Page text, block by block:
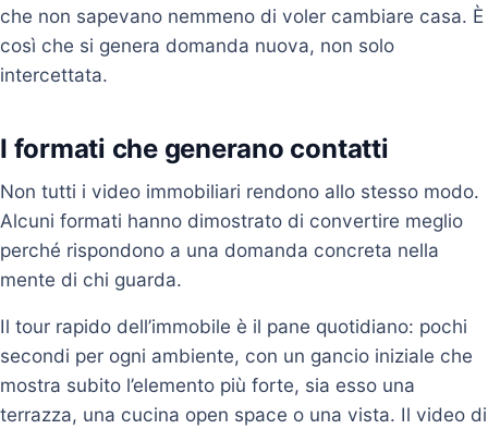
che non sapevano nemmeno di voler cambiare casa. È
così che si genera domanda nuova, non solo
intercettata.
I formati che generano contatti
Non tutti i video immobiliari rendono allo stesso modo.
Alcuni formati hanno dimostrato di convertire meglio
perché rispondono a una domanda concreta nella
mente di chi guarda.
Il tour rapido dell’immobile è il pane quotidiano: pochi
secondi per ogni ambiente, con un gancio iniziale che
mostra subito l’elemento più forte, sia esso una
terrazza, una cucina open space o una vista. Il video di